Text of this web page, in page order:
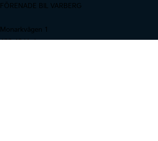
FÖRENADE BIL VARBERG
Monarkvägen 1
432 40 Varberg